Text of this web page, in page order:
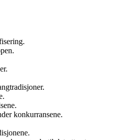
konkurransene.